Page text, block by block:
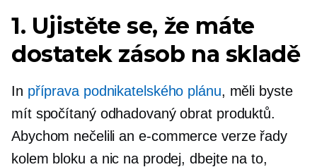
1. Ujistěte se, že máte
dostatek zásob na skladě
In příprava podnikatelského plánu, měli byste
mít spočítaný odhadovaný obrat produktů.
Abychom nečelili an e-commerce verze řady
kolem bloku a nic na prodej, dbejte na to,